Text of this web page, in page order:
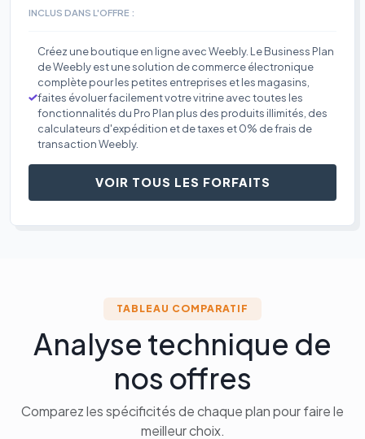
INCLUS DANS L'OFFRE :
Créez une boutique en ligne avec Weebly. Le Business Plan
de Weebly est une solution de commerce électronique
complète pour les petites entreprises et les magasins,
faites évoluer facilement votre vitrine avec toutes les
fonctionnalités du Pro Plan plus des produits illimités, des
calculateurs d'expédition et de taxes et 0% de frais de
transaction Weebly.
VOIR TOUS LES FORFAITS
TABLEAU COMPARATIF
Analyse technique de
nos offres
Comparez les spécificités de chaque plan pour faire le
meilleur choix.